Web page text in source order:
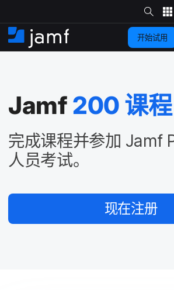
​
至
​
内
容
站
​内
​搜
索
首
​
开始试用
Jamf 200 课程
完成​课程​并​参加 Jamf
人员​考试。
现在​注册